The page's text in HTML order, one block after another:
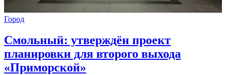
Город
Смольный: утверждён проект
планировки для второго выхода
«Приморской»